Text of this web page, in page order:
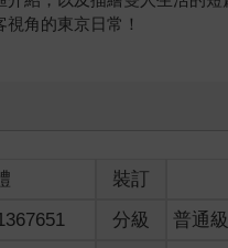
角的東京日常！
裝訂
分級 普通級